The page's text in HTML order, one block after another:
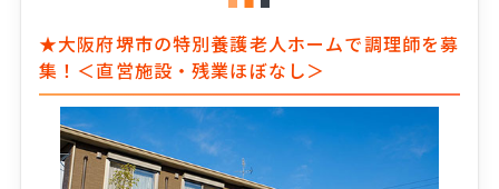
★大阪府堺市の特別養護老人ホームで調理師を募
集！＜直営施設・残業ほぼなし＞